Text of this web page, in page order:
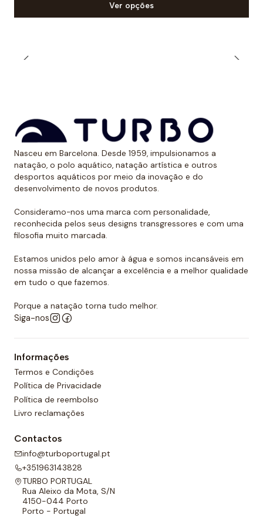
Ver opções
Nasceu em Barcelona. Desde 1959, impulsionamos a
natação, o polo aquático, natação artística e outros
desportos aquáticos por meio da inovação e do
desenvolvimento de novos produtos.
Consideramo-nos uma marca com personalidade,
reconhecida pelos seus designs transgressores e com uma
filosofia muito marcada.
Estamos unidos pelo amor à água e somos incansáveis em
nossa missão de alcançar a excelência e a melhor qualidade
em tudo o que fazemos.
Porque a natação torna tudo melhor.
Siga-nos
Informações
Termos e Condições
Política de Privacidade
Política de reembolso
Livro reclamações
Contactos
info@turboportugal.pt
+351963143828
TURBO PORTUGAL
Rua Aleixo da Mota, S/N
4150-044 Porto
Porto - Portugal